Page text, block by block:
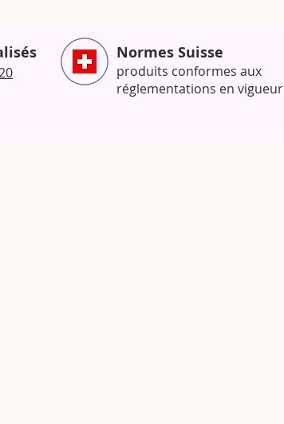
Normes Suisse
produits conformes aux
réglementations en vigueur